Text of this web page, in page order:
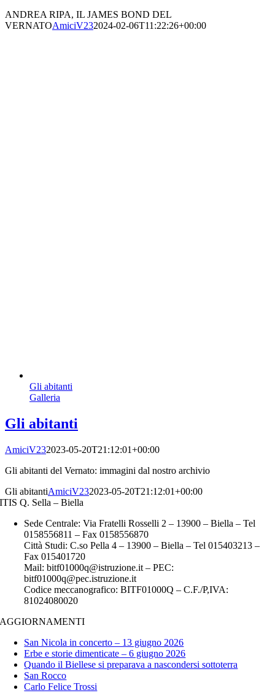
ANDREA RIPA, IL JAMES BOND DEL
VERNATOAmiciV232024-02-06T11:22:26+00:00
Gli abitanti
Galleria
Gli abitanti
AmiciV232023-05-20T21:12:01+00:00
Gli abitanti del Vernato: immagini dal nostro archivio
Gli abitantiAmiciV232023-05-20T21:12:01+00:00
ITIS Q. Sella – Biella
Sede Centrale: Via Fratelli Rosselli 2 – 13900 – Biella – Tel
0158556811 – Fax 0158556870
Città Studi: C.so Pella 4 – 13900 – Biella – Tel 015403213 –
Fax 015401720
Mail: bitf01000q@istruzione.it – PEC:
bitf01000q@pec.istruzione.it
Codice meccanografico: BITF01000Q – C.F./P,IVA:
81024080020
AGGIORNAMENTI
San Nicola in concerto – 13 giugno 2026
Erbe e storie dimenticate – 6 giugno 2026
Quando il Biellese si preparava a nascondersi sottoterra
San Rocco
Carlo Felice Trossi